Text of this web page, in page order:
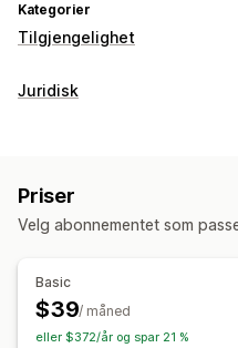
Kategorier
Tilgjengelighet
Samsvarstyper
Sertifisering
Talenavigasjon
Skriftstørrelse
Kontrollprogram
Rapportering
Juridisk
Priser
Velg abonnementet som
Basic
$39/ måned
eller $372/år og spar 21 %